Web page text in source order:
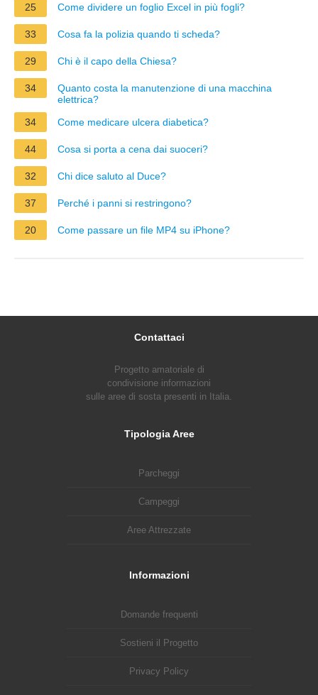
25 Come dividere un foglio Excel in più fogli?
33 Cosa fa la polizia quando ti scheda?
29 Chi è il capo della Chiesa?
34
Quanto costa la manutenzione di una macchina
elettrica?
34
Come medicare ulcera diabetica?
44 Cosa si porta a cena dai suoceri?
32 Chi dice saluto al Duce?
37 Perché i panni si restringono?
20 Come passare un file MP4 su iPhone?
Contattaci
Progetto amatoriale di
condivisione informazioni
sulle aree di sosta presenti in Italia.
Tipologia Aree
Parcheggi
Campeggi
Aree Attrezzate
Informazioni
Domande frequenti
Sostieni il Progetto
Privacy Policy